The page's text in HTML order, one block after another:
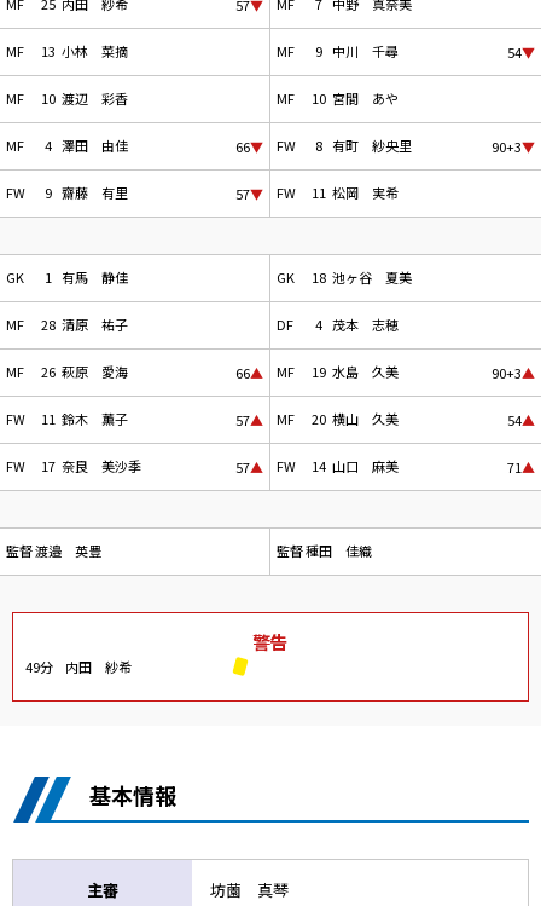
57▼
MF 13 小林 菜摘
MF 10 渡辺 彩香
MF 4 澤田 由佳 66▼
FW 9 齋藤 有里 57▼
GK 1 有馬 静佳
MF 28 清原 祐子
MF 26 萩原 愛海 66▲
FW 11 鈴木 薫子 57▲
FW 17 奈良 美沙季 57▲
監督渡邉 英豊
MF 9 中川 千尋 54▼
MF 10 宮間 あや
FW 8 有町 紗央里 90+3▼
FW 11 松岡 実希
GK 18 池ヶ谷 夏美
DF 4 茂本 志穂
MF 19 水島 久美 90+3▲
MF 20 横山 久美 54▲
FW 14 山口 麻美 71▲
監督種田 佳織
警告
49分 内田 紗希
基本情報
主審 坊薗 真琴